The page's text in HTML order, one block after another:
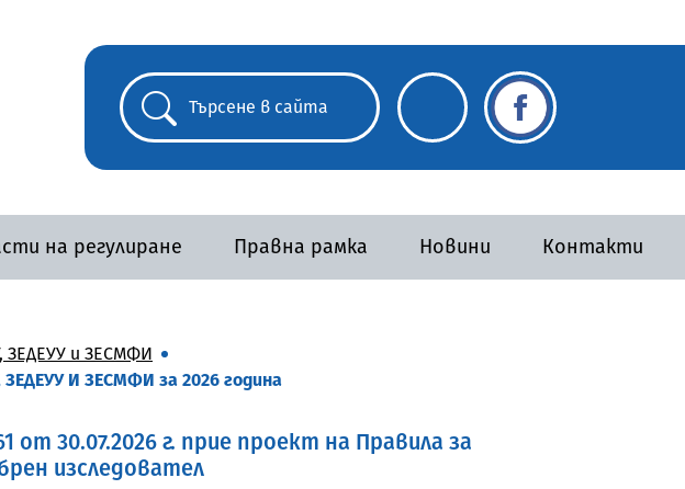
на регулиране Правна рамка Новини Контакти
ЗЕДЕУУ и ЗЕСМФИ
И ЗЕСМФИ за 2026 година
30.07.2026 г. прие проект на Правила за
изследовател